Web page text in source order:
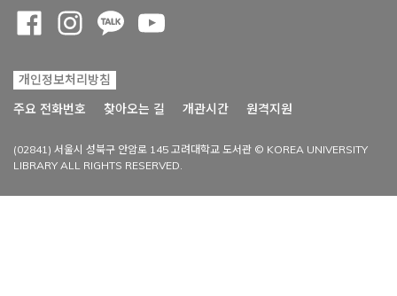
개인정보처리방침
주요 전화번호
찾아오는 길 개관시간 원격지원
(02841) 서울시 성북구 안암로 145 고려대학교 도서관 © KOREA UNIVERSITY
LIBRARY ALL RIGHTS RESERVED.
Opens a new window
Opens a new window
Opens a new window